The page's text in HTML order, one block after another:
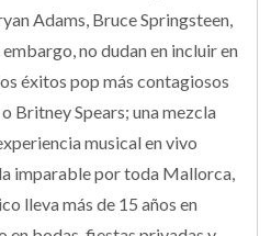
Adams, Bruce Springsteen,
no dudan en incluir en
éxitos pop más contagiosos
Britney Spears; una mezcla
musical en vivo
imparable por toda Mallorca,
lleva más de 15 años en